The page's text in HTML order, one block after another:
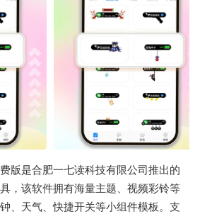
版是合肥一七读科技有限公司推出的
，该软件拥有海量主题、视频彩铃等
、天气、快捷开关等小组件模板。支